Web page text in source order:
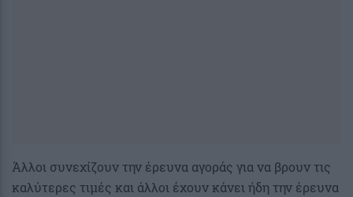
Άλλοι συνεχίζουν την έρευνα αγοράς για να βρουν τις
καλύτερες τιμές και άλλοι έχουν κάνει ήδη την έρευνα